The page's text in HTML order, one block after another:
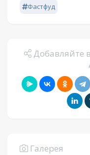
Фастфуд
Добавляйте
Галерея